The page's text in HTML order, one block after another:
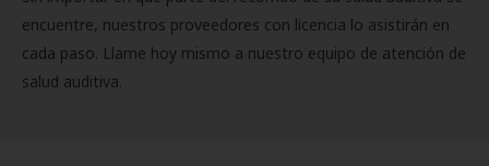
encuentre, nuestros proveedores con licencia lo asistirán en
cada paso. Llame hoy mismo a nuestro equipo de atención de
salud auditiva.